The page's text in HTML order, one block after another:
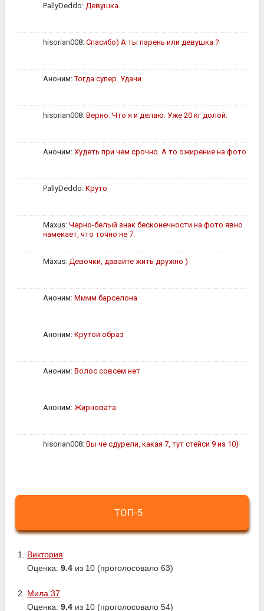
PallyDeddo: Девушка
hisorian008: Спасибо) А ты парень или девушка ?
Аноним: Тогда супер. Удачи
hisorian008: Верно. Что я и делаю. Уже 20 кг долой.
Аноним: Худеть при чем срочно. А то ожирение на фото
PallyDeddo: Круто
Maxus: Черно-белый знак бесконечности на фото явно
намекает, что точно не 7.
Maxus: Девочки, давайте жить дружно )
Аноним: Мммм барселона
Аноним: Крутой образ
Аноним: Волос совсем нет
Аноним: Жирновата
hisorian008: Вы че сдурели, какая 7, тут стейси 9 из 10)
ТОП-5
Виктория
Оценка:9.4 из 10 (проголосовало 63)
Мила 37
Оценка:9.4 из 10 (проголосовало 54)